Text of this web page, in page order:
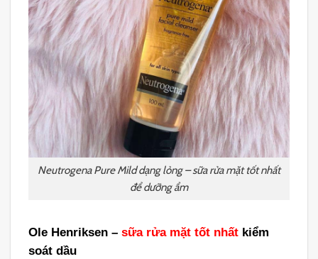
Neutrogena Pure Mild dạng lỏng – sữa rửa mặt tốt nhất
để dưỡng ẩm
Ole Henriksen –sữa rửa mặt tốt nhất kiểm
soát dầu